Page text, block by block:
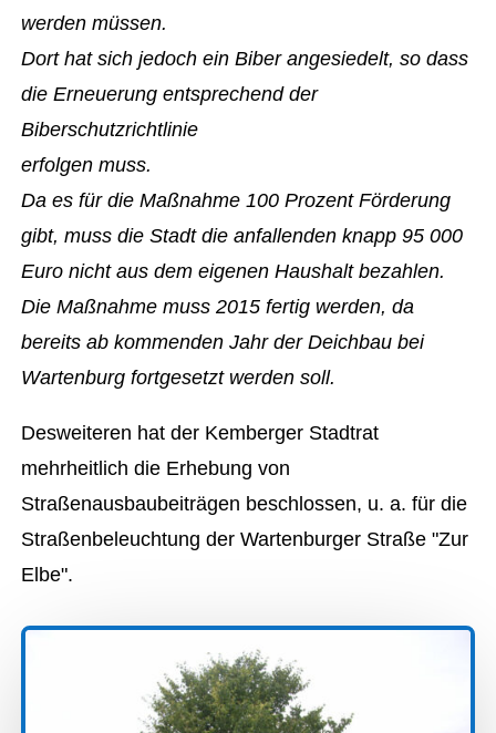
werden müssen.
Dort hat sich jedoch ein Biber angesiedelt, so dass
die Erneuerung entsprechend der
Biberschutzrichtlinie
erfolgen muss.
Da es für die Maßnahme 100 Prozent Förderung
gibt, muss die Stadt die anfallenden knapp 95 000
Euro nicht aus dem eigenen Haushalt bezahlen.
Die Maßnahme muss 2015 fertig werden, da
bereits ab kommenden Jahr der Deichbau bei
Wartenburg fortgesetzt werden soll.
Desweiteren hat der Kemberger Stadtrat
mehrheitlich die Erhebung von
Straßenausbaubeiträgen beschlossen, u. a. für die
Straßenbeleuchtung der Wartenburger Straße "Zur
Elbe".